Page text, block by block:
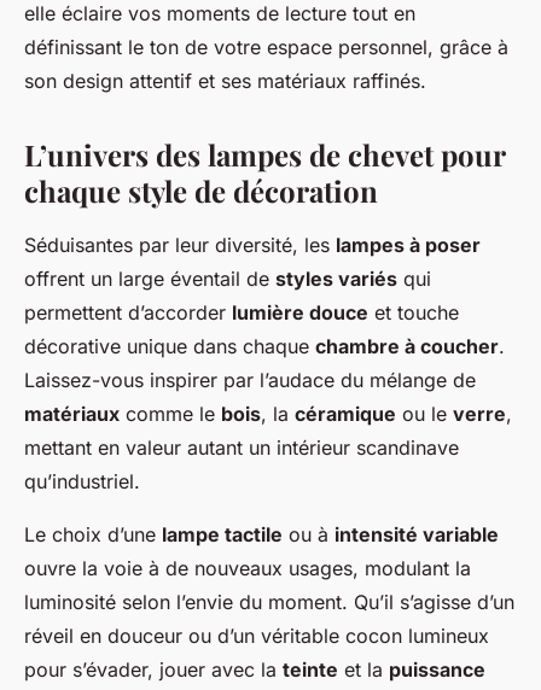
elle éclaire vos moments de lecture tout en
définissant le ton de votre espace personnel, grâce à
son design attentif et ses matériaux raffinés.
L’univers des lampes de chevet pour
chaque style de décoration
Séduisantes par leur diversité, les lampes à poser
offrent un large éventail de styles variés qui
permettent d’accorder lumière douce et touche
décorative unique dans chaque chambre à coucher.
Laissez-vous inspirer par l’audace du mélange de
matériaux comme le bois, la céramique ou le verre,
mettant en valeur autant un intérieur scandinave
qu’industriel.
Le choix d’une lampe tactile ou à intensité variable
ouvre la voie à de nouveaux usages, modulant la
luminosité selon l’envie du moment. Qu’il s’agisse d’un
réveil en douceur ou d’un véritable cocon lumineux
pour s’évader, jouer avec la teinte et la puissance